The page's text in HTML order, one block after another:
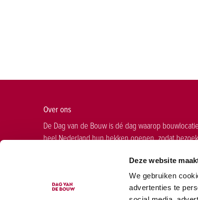
Deze website
We gebruiken
advertenties te
Over ons
De Dag van de Bouw is dé dag waarop
heel Nederland hun hekken openen, zodat
en infra kunnen ontdekken. In 2027 vindt de
editie plaats op zaterdag 19 juni.